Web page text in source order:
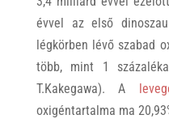
évvel az első
légkörben lévő szabad
több, mint 1
T.Kakegawa). A
oxigéntartalma ma